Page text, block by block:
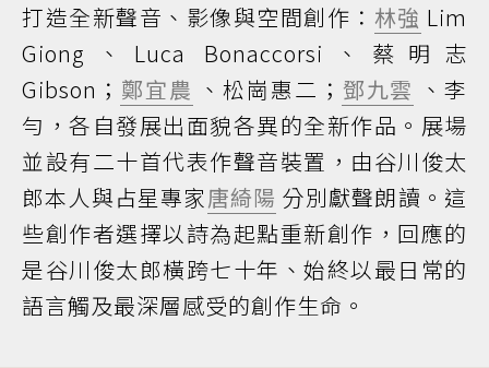
打造全新聲音、影像與空間創作： 林強 Lim
Giong、Luca Bonaccorsi、蔡明志
Gibson； 鄭宜農 、松崗惠二； 鄧九雲 、李
勻，各自發展出面貌各異的全新作品。展場
並設有二十首代表作聲音裝置，由谷川俊太
郎本人與占星專家唐綺陽 分別獻聲朗讀。這
些創作者選擇以詩為起點重新創作，回應的
是谷川俊太郎橫跨七十年、始終以最日常的
語言觸及最深層感受的創作生命。